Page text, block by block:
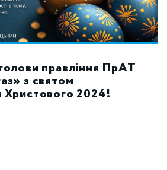
правління ПрАТ
з святом
Христового 2024!